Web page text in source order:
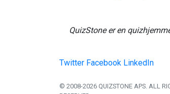
QuizStone er en
Twitter Facebook LinkedIn
© 2008-2026 QUIZSTONE APS. ALL